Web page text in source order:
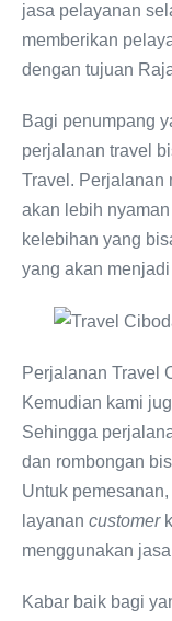
jasa pelayanan
memberikan
dengan tujuan
Bagi penumpang
perjalanan travel
Travel. Perjalanan
akan lebih
kelebihan yang
yang akan
Perjalanan Travel
Kemudian kami
Sehingga
dan rombongan
Untuk
layanan customer
menggunakan
Kabar baik bagi